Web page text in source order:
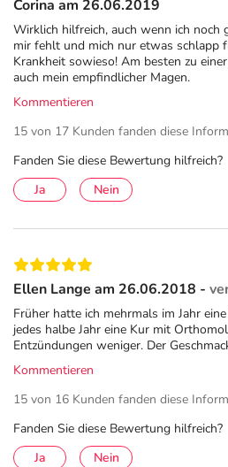
Corina am 26.06.2019
Wirklich hilfreich, auch wenn ich noch
mir fehlt und mich nur etwas schlapp
Krankheit sowieso! Am besten zu
auch mein empfindlicher Magen.
Kommentieren
15 von 17 Kunden fanden diese
Fanden Sie diese Bewertung hilfreich?
Ja
Nein
Ellen Lange am 26.06.2018 -
Früher hatte ich mehrmals im Jahr
jedes halbe Jahr eine Kur mit
Entzündungen weniger. Der
Kommentieren
15 von 16 Kunden fanden diese
Fanden Sie diese Bewertung hilfreich?
Ja
Nein